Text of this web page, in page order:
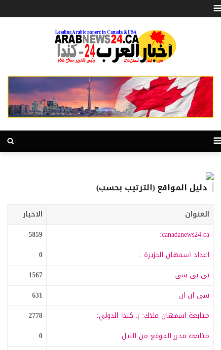
دليل المواقع (الترتيب بحسب)
العنوان
الاخبار
canadanews24.ca:
5859
اعداد اسمهان الجزيرة :
0
بي بي سي:
1567
سى ان ان
631
متابعة اسمهان ملاك: ر. كندا الدولي:
2778
متابعة محرر الموقع من النيل:
0